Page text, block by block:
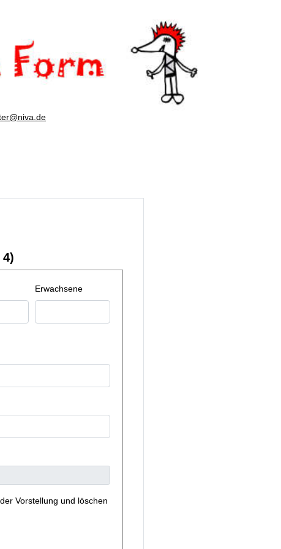
Erwachsene
Vorstellung und löschen